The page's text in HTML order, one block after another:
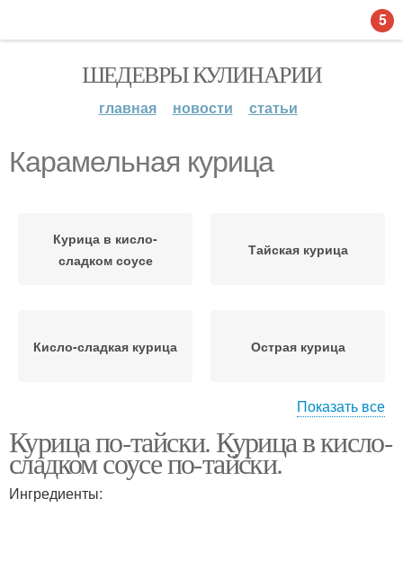
ШЕДЕВРЫ КУЛИНАРИИ
главная новости статьи
Карамельная курица
Курица в кисло-
сладком соусе
Тайская курица
Кисло-сладкая курица Острая курица
Курица в кокосовом
молоке
Курица с кешью
Показать все
Курица по-тайски. Курица в кисло-
сладком соусе по-тайски.
Ингредиенты:
5